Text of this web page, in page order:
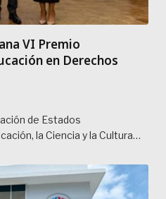
VI Premio
en Derechos
de Estados
la Ciencia y la Cultura…